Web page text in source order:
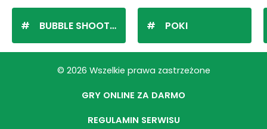
BUBBLE SHOOTER POKI
© 2026 Wszelkie prawa zastrzeżone
GRY ONLINE ZA DARMO
REGULAMIN SERWISU